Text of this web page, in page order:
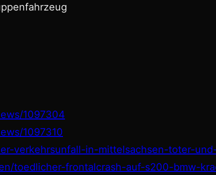
1097304
1097310
verkehrsunfall-in-mittelsachsen-toter-
toedlicher-frontalcrash-auf-s200-bmw-